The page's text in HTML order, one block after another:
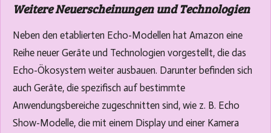
Weitere Neuerscheinungen und Technologien
Neben den etablierten Echo-Modellen hat Amazon eine
Reihe neuer Geräte und Technologien vorgestellt, die das
Echo-Ökosystem weiter ausbauen. Darunter befinden sich
auch Geräte, die spezifisch auf bestimmte
Anwendungsbereiche zugeschnitten sind, wie z. B. Echo
Show-Modelle, die mit einem Display und einer Kamera